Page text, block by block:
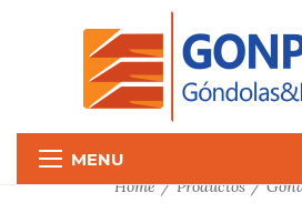
MENU
Home Productos